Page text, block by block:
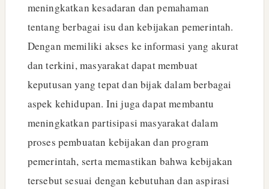
meningkatkan kesadaran dan pemahaman
tentang berbagai isu dan kebijakan pemerintah.
Dengan memiliki akses ke informasi yang akurat
dan terkini, masyarakat dapat membuat
keputusan yang tepat dan bijak dalam berbagai
aspek kehidupan. Ini juga dapat membantu
meningkatkan partisipasi masyarakat dalam
proses pembuatan kebijakan dan program
pemerintah, serta memastikan bahwa kebijakan
tersebut sesuai dengan kebutuhan dan aspirasi